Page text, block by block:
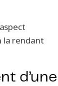
la rendant
d’une